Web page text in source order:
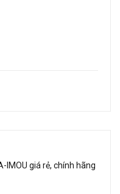
IMOU giá rẻ, chính hãng